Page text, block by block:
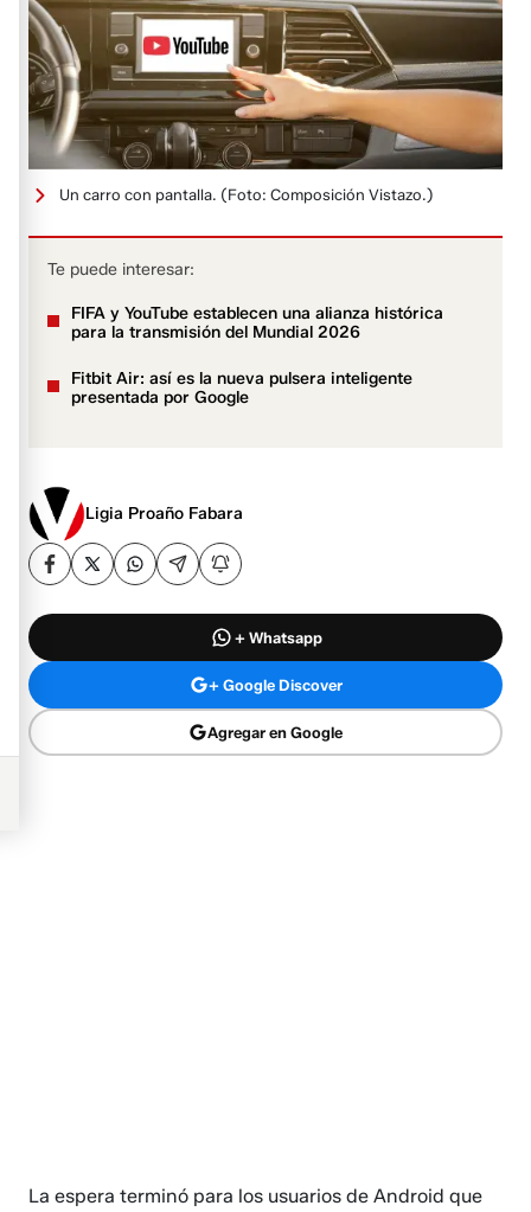
Un carro con pantalla. (Foto: Composición Vistazo.)
Te puede interesar:
FIFA y YouTube establecen una alianza histórica
para la transmisión del Mundial 2026
Fitbit Air: así es la nueva pulsera inteligente
presentada por Google
Ligia Proaño Fabara
+ Whatsapp
+ Google Discover
Agregar en Google
La espera terminó para los usuarios de Android que